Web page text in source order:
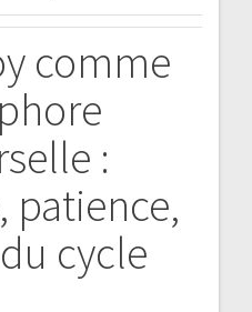
comme
:
patience,
cycle